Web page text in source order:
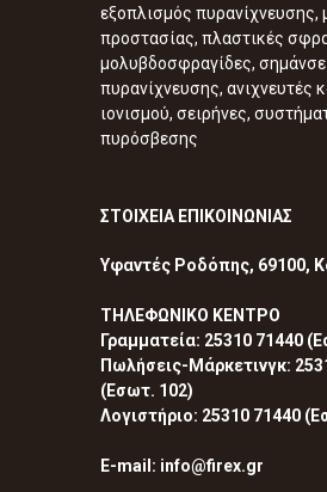
εξοπλισμός πυρανίχνευσης,
προστασίας, πλαστικές
μολυβδοσφραγίδες,
πυρανίχνευσης, ανιχνευτές
ιονισμού, σειρήνες,
πυρόσβεσης
ΣΤΟΙΧΕΙΑ ΕΠΙΚΟΙΝΩΝΙΑΣ
Υφαντές Ροδόπης, 69100,
ΤΗΛΕΦΩΝΙΚΟ ΚΕΝΤΡΟ
Γραμματεία: 25310 71440
Πωλήσεις-Μάρκετινγκ:
(Εσωτ. 102)
Λογιστήριο: 25310 71440
E-mail: info@firex.gr